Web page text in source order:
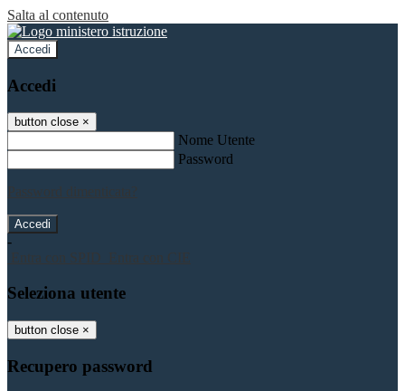
Salta al contenuto
Accedi
Accedi
button close ×
Nome Utente
Password
Password dimenticata?
-
Entra con SPID
Entra con CIE
Seleziona utente
button close ×
Recupero password